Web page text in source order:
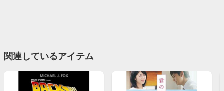
関連しているアイテム